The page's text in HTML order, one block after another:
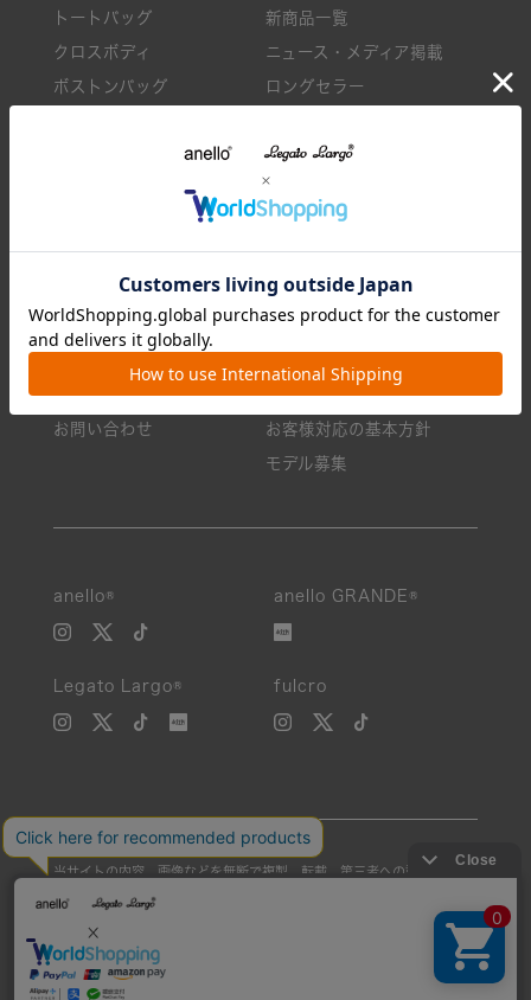
新着
SALE
カラー
性別
トートバッグ
クロスボディ
ボストンバッグ
新商品一覧
ニュース・メディア掲載
ロングセラー
返品・交換について
配送について
お支払いについて
よくある質問
お問い合わせ
ショップリスト
企業情報
採用情報
利用規約
プライバシーポリシー
お客様対応の基本方針
モデル募集
anello® anello GRANDE®
Legato Largo® fulcro
当サイトの内容、画像などを無断で複製、転載、第三者への譲渡などを
Unauthorized reproduction, duplication, or redistribution of any
images or content from this website is strictly prohibited.